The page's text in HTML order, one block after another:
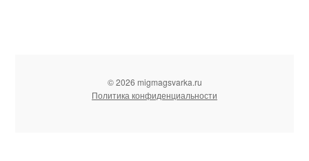
© 2026 migmagsvarka.ru
Политика конфиденциальности